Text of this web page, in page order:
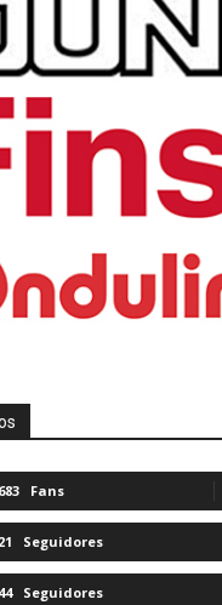
Fans
Seguidores
Seguidores